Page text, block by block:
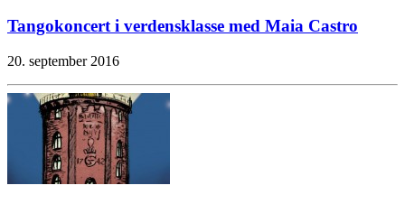
Tangokoncert i verdensklasse med Maia Castro
20. september 2016